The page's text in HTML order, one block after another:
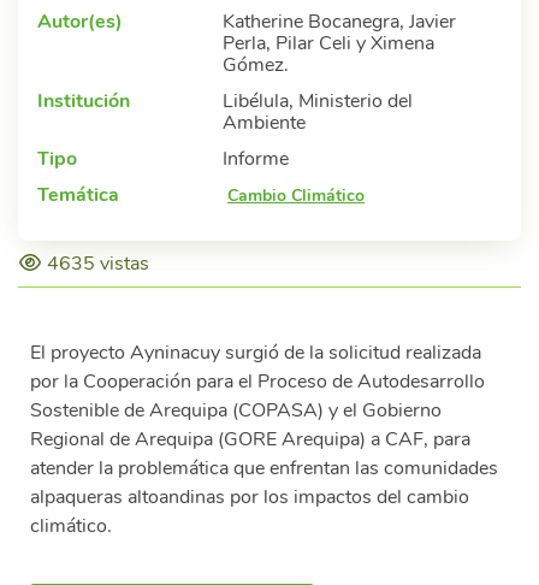
Autor(es)
Katherine Bocanegra, Javier
Perla, Pilar Celi y Ximena
Gómez.
Institución
Libélula, Ministerio del
Ambiente
Tipo
Informe
Temática
Cambio Climático
4635 vistas
El proyecto Ayninacuy surgió de la solicitud realizada
por la Cooperación para el Proceso de Autodesarrollo
Sostenible de Arequipa (COPASA) y el Gobierno
Regional de Arequipa (GORE Arequipa) a CAF, para
atender la problemática que enfrentan las comunidades
alpaqueras altoandinas por los impactos del cambio
climático.